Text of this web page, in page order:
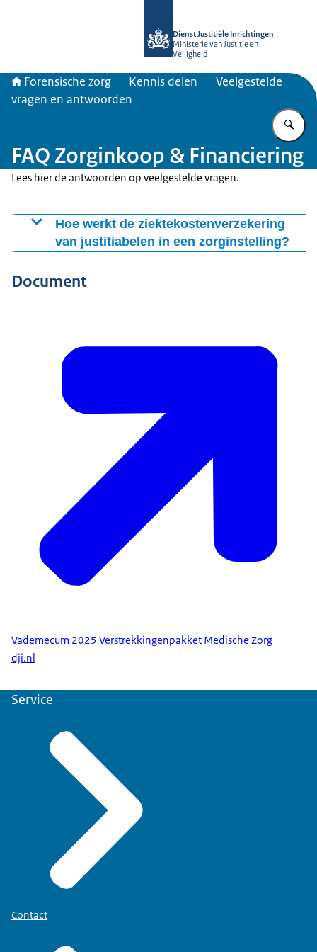
Dienst Justitiële Inrichtingen
Ministerie van Justitie en
Veiligheid
Forensische zorg Kennis delen
Veelgestelde
vragen en antwoorden
FAQ Zorginkoop & Financiering
Lees hier de antwoorden op veelgestelde vragen.
Hoe werkt de ziektekostenverzekering
van justitiabelen in een zorginstelling?
de bekostiging van forensische zorg ook
opgeschort en zij vallen daarmee onder de zorgplicht
van de Dienst Justitiële Inrichtingen (DJI). Dit geldt niet
voor tbs-gestelden tijdens proefverlof, tbs met
voorwaardelijke beëindiging en gedetineerden die in
het kader van art. 43.3 Pbw zijn overgeplaatst naar een
zorgaanbieder. Zij maken wel aanspraak op hun
individuele zorgverzekering. In
het Vademecum
DJI staan de zorgplicht en de bijbehorende
zorgaanspraken per onderdeel van DJI en per
Document
Vademecum 2025 Verstrekkingenpakket Medische Zorg
dji.nl
Service
Contact